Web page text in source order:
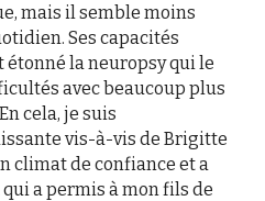
mais il semble moins
Ses capacités
la neuropsy qui le
avec beaucoup plus
cela, je suis
vis-à-vis de Brigitte
climat de confiance et a
a permis à mon fils de